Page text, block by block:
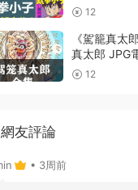
【1-4部合集
電子漫畫資源
12
《駕籠真太
真太郎 JPG
系完結】
12
網友評論
• 3周前